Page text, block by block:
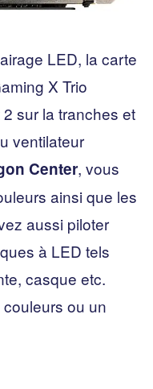
LED, la carte
X Trio
sur la tranches et
ventilateur
Center, vous
ainsi que les
aussi piloter
à LED tels
casque etc.
ou un